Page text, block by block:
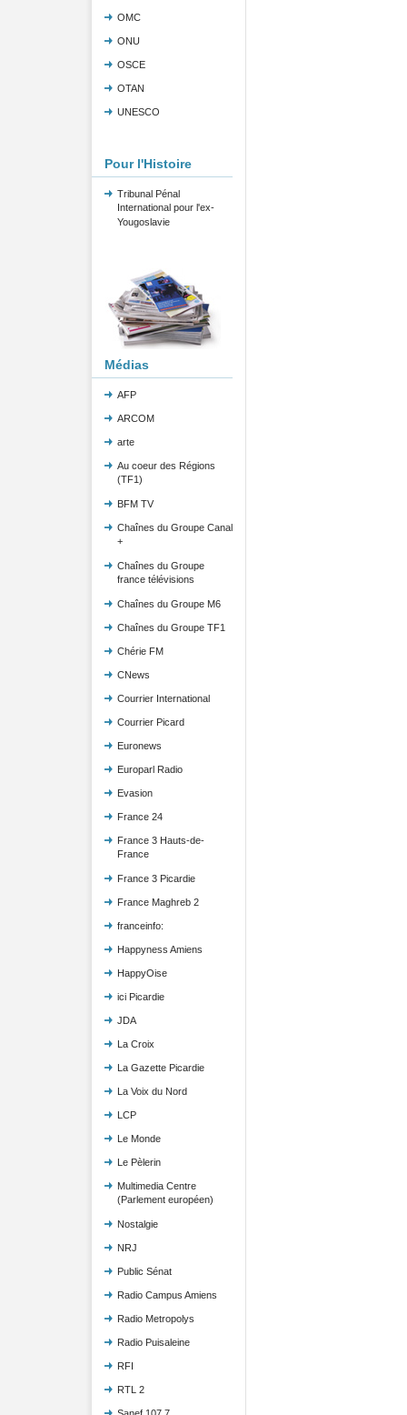
OMC
ONU
OSCE
OTAN
UNESCO
Pour l'Histoire
Tribunal Pénal
International pour l'ex-
Yougoslavie
Médias
AFP
ARCOM
arte
Au coeur des Régions
(TF1)
BFM TV
Chaînes du Groupe Canal
+
Chaînes du Groupe
france télévisions
Chaînes du Groupe M6
Chaînes du Groupe TF1
Chérie FM
CNews
Courrier International
Courrier Picard
Euronews
Europarl Radio
Evasion
France 24
France 3 Hauts-de-
France
France 3 Picardie
France Maghreb 2
franceinfo:
Happyness Amiens
HappyOise
ici Picardie
JDA
La Croix
La Gazette Picardie
La Voix du Nord
LCP
Le Monde
Le Pèlerin
Multimedia Centre
(Parlement européen)
Nostalgie
NRJ
Public Sénat
Radio Campus Amiens
Radio Metropolys
Radio Puisaleine
RFI
RTL 2